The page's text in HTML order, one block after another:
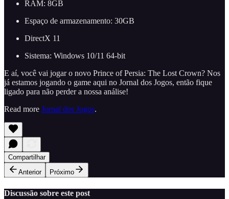
RAM: 8GB
Espaço de armazenamento: 30GB
DirectX 11
Sistema: Windows 10/11 64-bit
E aí, você vai jogar o novo Prince of Persia: The Lost Crown? Nos
já estamos jogando o game aqui no Jornal dos Jogos, então fique
ligado para não perder a nossa análise!
Read more Jornal dos Jogos.
Compartilhar
Anterior
Próximo
Discussão sobre este post